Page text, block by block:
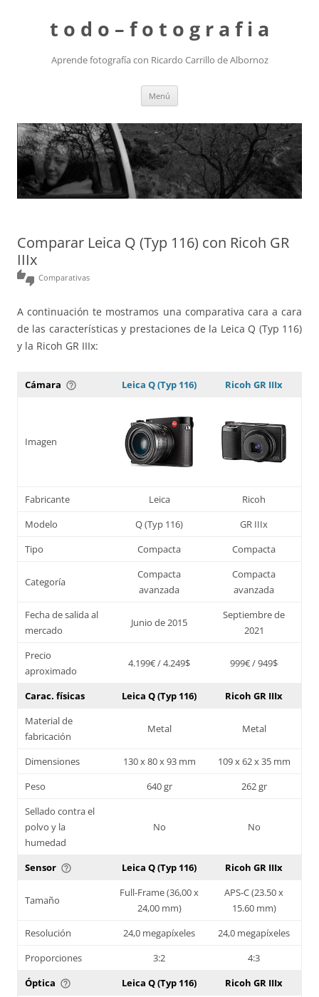
t o d o – f o t o g r a f i a
Aprende fotografía con Ricardo Carrillo de Albornoz
Menú
Comparar Leica Q (Typ 116) con Ricoh GR
IIIx
thumbs_up_down Comparativas
A continuación te mostramos una comparativa cara a cara
de las características y prestaciones de la Leica Q (Typ 116)
y la Ricoh GR IIIx:
Cámara help_outline Leica Q (Typ 116) Ricoh GR IIIx
Imagen
Fabricante Leica
Ricoh
Modelo
Q (Typ 116)
GR IIIx
Tipo
Compacta Compacta
Categoría
Compacta
avanzada
Compacta
avanzada
Fecha de salida al
mercado
Junio de 2015
Septiembre de
2021
Precio
aproximado
4.199€ / 4.249$ 999€ / 949$
Carac. físicas Leica Q (Typ 116)
Ricoh GR IIIx
Material de
fabricación
Metal Metal
Dimensiones 130 x 80 x 93 mm
109 x 62 x 35 mm
Peso
640 gr
262 gr
Sellado contra el
polvo y la
humedad
No No
Sensor help_outline Leica Q (Typ 116) Ricoh GR IIIx
Tamaño
Full-Frame (36,00 x
24,00 mm)
APS-C (23.50 x
15.60 mm)
Resolución
24,0 megapíxeles
24,0 megapíxeles
Proporciones
3:2
4:3
Óptica help_outline Leica Q (Typ 116)
Ricoh GR IIIx